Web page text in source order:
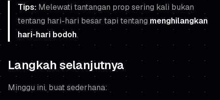
Tips: Melewati tantangan prop sering kali bukan
tentang hari-hari besar tapi tentang menghilangkan
hari-hari bodoh.
Langkah selanjutnya
Minggu ini, buat sederhana: